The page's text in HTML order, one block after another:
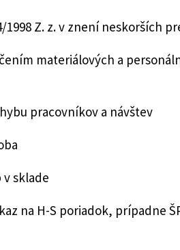
Z. z. v znení neskorších
materiálových a
pracovníkov a návštev
sklade
H-S poriadok, prípadne